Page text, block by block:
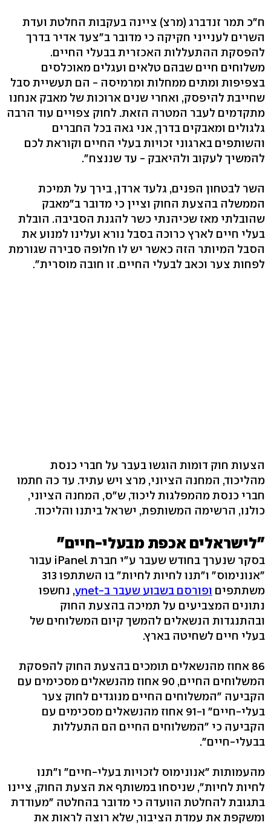
ח"כ תמר זנדברג (מרצ) ציינה בעקבות החלטת ועדת
השרים לענייני חקיקה כי מדובר ב"צעד אדיר בדרך
להפסקת ההתעללות האכזרית בבעלי החיים.
משלוחים חיים שבהם טלאים ועגלים מאוכלסים
בצפיפות ומתים ממחלות ומרמיסה - הם תעשיית סבל
שחייבת להיפסק, ואחרי שנים ארוכות של מאבק אנחנו
מתקדמים לעבר המטרה הזאת. לחוק צפויים עוד הרבה
גלגולים ומאבקים בדרך, אני גאה בכל החברים
והשותפים בארגוני זכויות בעלי החיים וקוראת לכם
להמשיך לעקוב ולהיאבק - עד שננצח״.
השר לבטחון הפנים, גלעד ארדן, בירך על תמיכת
הממשלה בהצעת החוק וציין כי מדובר ב"מאבק
שהובלתי מאז שכיהנתי כשר להגנת הסביבה. הובלת
בעלי חיים לארץ כרוכה בסבל נורא ועלינו למנוע את
הסבל המיותר הזה כאשר יש לו חלופה סבירה שגורמת
לפחות צער וכאב לבעלי החיים. זו חובה מוסרית".
הצעות חוק דומות הוגשו בעבר על חברי כנסת
מהליכוד, המחנה הציוני, מרצ ויש עתיד. עד כה חתמו
חברי כנסת מהמפלגות ליכוד, ש"ס, המחנה הציוני,
כולנו, הרשימה המשותפת, ישראל ביתנו והליכוד.
"לישראלים אכפת מבעלי-חיים"
בסקר שנערך בחודש שעבר ע"י חברת iPanel עבור
"אנונימוס" ו"תנו לחיות לחיות" בו השתתפו 313
משתתפים ופורסם בשבוע שעבר ב-ynet
, נחשפו
נתונים המצביעים על תמיכה בהצעת החוק
ובהתנגדות הנשאלים להמשך קיום המשלוחים של
בעלי חיים לשחיטה בארץ.
86 אחוז מהנשאלים תומכים בהצעת החוק להפסקת
המשלוחים החיים, 90 אחוז מהנשאלים מסכימים עם
הקביעה "המשלוחים החיים מנוגדים לחוק צער
בעלי-חיים" ו-91 אחוז מהנשאלים מסכימים עם
הקביעה כי "המשלוחים החיים הם התעללות
בבעלי-חיים".
מהעמותות "אנונימוס לזכויות בעלי-חיים" ו"תנו
לחיות לחיות", שניסחו במשותף את הצעת החוק, ציינו
בתגובת להחלטת הוועדה כי מדובר בהחלטה "מעודדת
ומשקפת את עמדת הציבור, שלא רוצה לראות את